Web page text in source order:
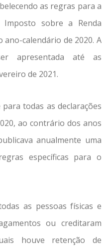
as regras para a
sobre a Renda
calendário de 2020. A
apresentada até as
de 2021.
todas as declarações
ao contrário dos anos
anualmente uma
específicas para o
as pessoas físicas e
ou creditaram
houve retenção de